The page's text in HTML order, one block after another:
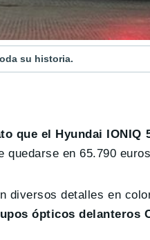
su historia.
que el Hyundai IONIQ
quedarse en 65.790
diversos detalles en
ópticos delanteros